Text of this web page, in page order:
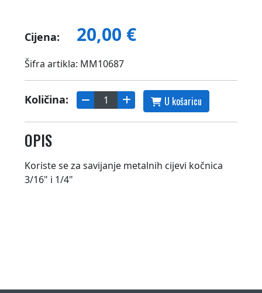
Cijena: 20,00 €
Šifra artikla: MM10687
Količina: U košaricu
OPIS
Koriste se za savijanje metalnih cijevi kočnica
3/16" i 1/4"